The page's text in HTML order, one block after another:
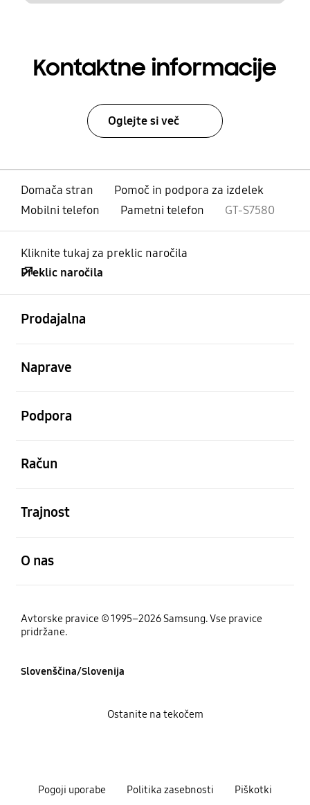
Kontaktne informacije
Oglejte si več
Domača stran
Pomoč in podpora za izdelek
Mobilni telefon
Pametni telefon GT-S7580
Kliknite tukaj za preklic naročila
Preklic naročila
Prodajalna
Naprave
Podpora
Račun
Trajnost
O nas
Avtorske pravice © 1995–2026 Samsung. Vse pravice
pridržane.
Slovenščina/Slovenija
Pogoji uporabe Politika zasebnosti Piškotki
Ostanite na tekočem